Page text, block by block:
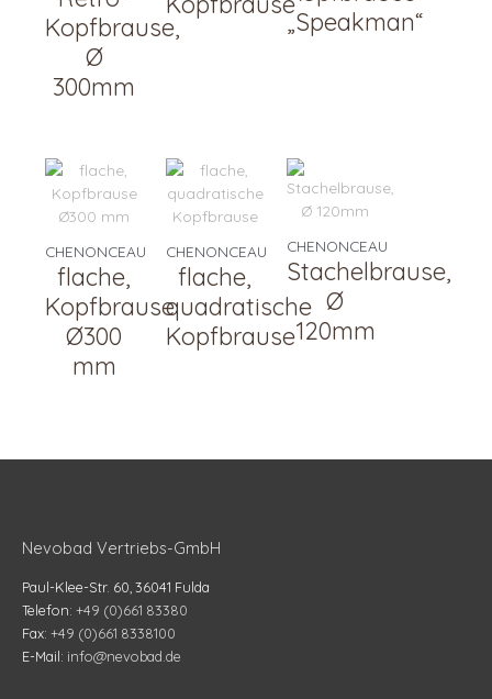
Kopfbrause,
Ø
300mm
„Speakman“
CHENONCEAU
flache,
Kopfbrause
Ø300
mm
CHENONCEAU
flache,
quadratische
Kopfbrause
CHENONCEAU
Stachelbrause,
Ø
120mm
Nevobad Vertriebs-GmbH
Paul-Klee-Str. 60, 36041 Fulda
Telefon: +49 (0)661 83380
Fax: +49 (0)661 8338100
E-Mail: info@nevobad.de